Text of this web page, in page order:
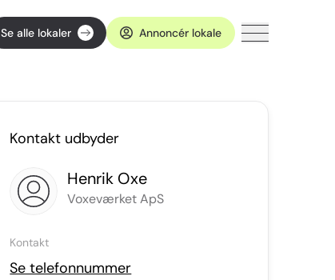
Se alle lokaler Annoncér lokale
Kontakt udbyder
Henrik Oxe
Voxeværket ApS
Kontakt
Se telefonnummer